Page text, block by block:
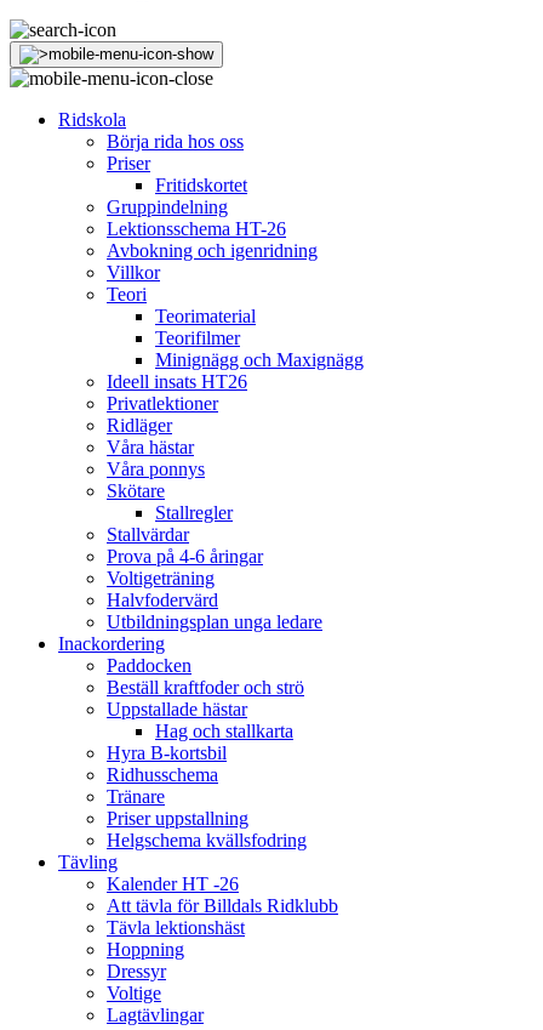
Ridskola
Börja rida hos oss
Priser
Fritidskortet
Gruppindelning
Lektionsschema HT-26
Avbokning och igenridning
Villkor
Teori
Teorimaterial
Teorifilmer
Minignägg och Maxignägg
Ideell insats HT26
Privatlektioner
Ridläger
Våra hästar
Våra ponnys
Skötare
Stallregler
Stallvärdar
Prova på 4-6 åringar
Voltigeträning
Halvfodervärd
Utbildningsplan unga ledare
Inackordering
Paddocken
Beställ kraftfoder och strö
Uppstallade hästar
Hag och stallkarta
Hyra B-kortsbil
Ridhusschema
Tränare
Priser uppstallning
Helgschema kvällsfodring
Tävling
Kalender HT -26
Att tävla för Billdals Ridklubb
Tävla lektionshäst
Hoppning
Dressyr
Voltige
Lagtävlingar